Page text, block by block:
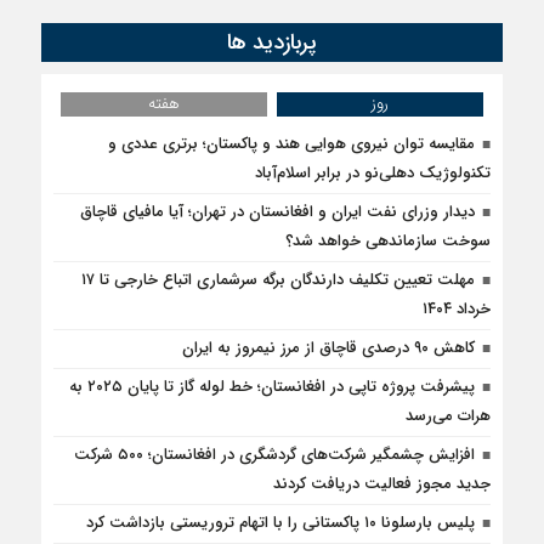
پربازدید ها
روز
هفته
مقایسه توان نیروی هوایی هند و پاکستان؛ برتری عددی و
تکنولوژیک دهلی‌نو در برابر اسلام‌آباد
دیدار وزرای نفت ایران و افغانستان در تهران؛ آیا مافیای قاچاق
سوخت سازماندهی خواهد شد؟
مهلت تعیین تکلیف دارندگان برگه سرشماری اتباع خارجی تا ۱۷
خرداد ۱۴۰۴
کاهش ۹۰ درصدی قاچاق از مرز نیمروز به ایران
پیشرفت پروژه تاپی در افغانستان؛ خط لوله گاز تا پایان ۲۰۲۵ به
هرات می‌رسد
افزایش چشمگیر شرکت‌های گردشگری در افغانستان؛ ۵۰۰ شرکت
جدید مجوز فعالیت دریافت کردند
پلیس بارسلونا ۱۰ پاکستانی را با اتهام تروریستی بازداشت کرد